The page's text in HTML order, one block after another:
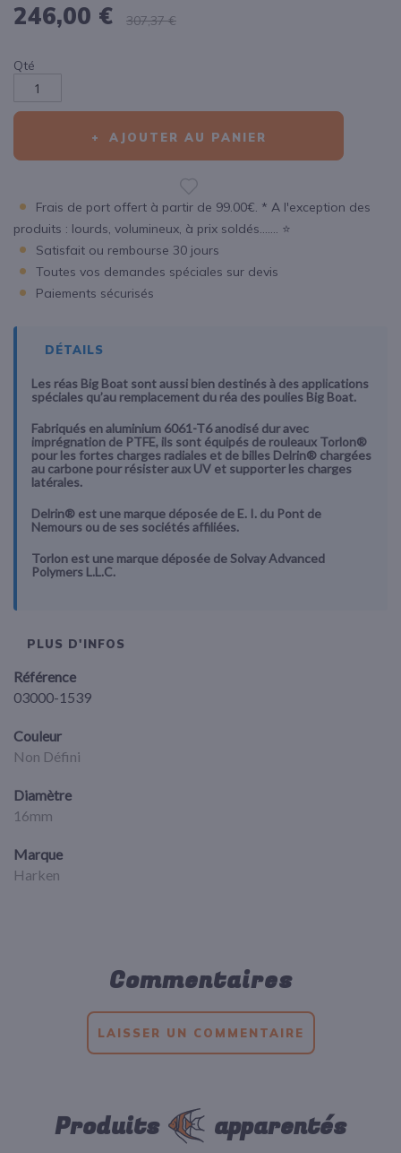
246,00 € 307,37 €
Qté
AJOUTER AU PANIER
Frais de port offert à partir de 99.00€. * A l'exception des
produits : lourds, volumineux, à prix soldés....... ⭐
Satisfait ou rembourse 30 jours
Toutes vos demandes spéciales sur devis
Paiements sécurisés
DÉTAILS
Les réas Big Boat sont aussi bien destinés à des applications
spéciales qu’au remplacement du réa des poulies Big Boat.
Fabriqués en aluminium 6061-T6 anodisé dur avec
imprégnation de PTFE, ils sont équipés de rouleaux Torlon®
pour les fortes charges radiales et de billes Delrin® chargées
au carbone pour résister aux UV et supporter les charges
latérales.
Delrin® est une marque déposée de E. I. du Pont de
Nemours ou de ses sociétés affiliées.
Torlon est une marque déposée de Solvay Advanced
Polymers L.L.C.
PLUS D'INFOS
Référence
03000-1539
Couleur
Non Défini
Diamètre
16mm
Marque
Harken
Commentaires
LAISSER UN COMMENTAIRE
Produits apparentés